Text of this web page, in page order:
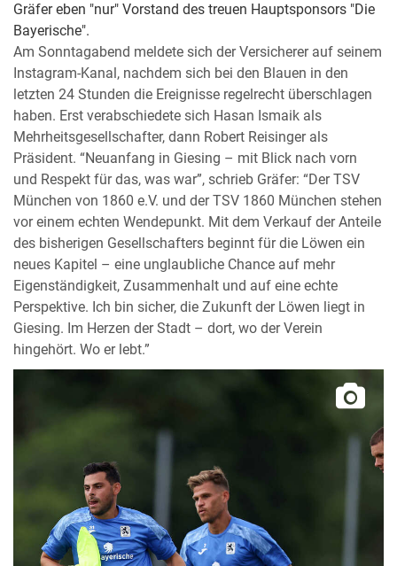
Gräfer eben "nur" Vorstand des treuen Hauptsponsors "Die
Bayerische".
Am Sonntagabend meldete sich der Versicherer auf seinem
Instagram-Kanal, nachdem sich bei den Blauen in den
letzten 24 Stunden die Ereignisse regelrecht überschlagen
haben. Erst verabschiedete sich Hasan Ismaik als
Mehrheitsgesellschafter, dann Robert Reisinger als
Präsident. “Neuanfang in Giesing – mit Blick nach vorn
und Respekt für das, was war”, schrieb Gräfer: “Der TSV
München von 1860 e.V. und der TSV 1860 München stehen
vor einem echten Wendepunkt. Mit dem Verkauf der Anteile
des bisherigen Gesellschafters beginnt für die Löwen ein
neues Kapitel – eine unglaubliche Chance auf mehr
Eigenständigkeit, Zusammenhalt und auf eine echte
Perspektive. Ich bin sicher, die Zukunft der Löwen liegt in
Giesing. Im Herzen der Stadt – dort, wo der Verein
hingehört. Wo er lebt.”